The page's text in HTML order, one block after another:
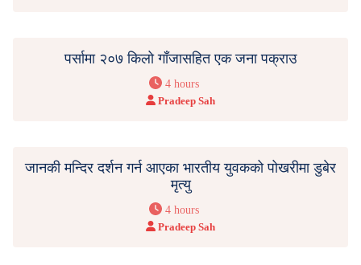
पर्सामा २०७ किलो गाँजासहित एक जना पक्राउ
4 hours
Pradeep Sah
जानकी मन्दिर दर्शन गर्न आएका भारतीय युवकको पोखरीमा डुबेर
मृत्यु
4 hours
Pradeep Sah